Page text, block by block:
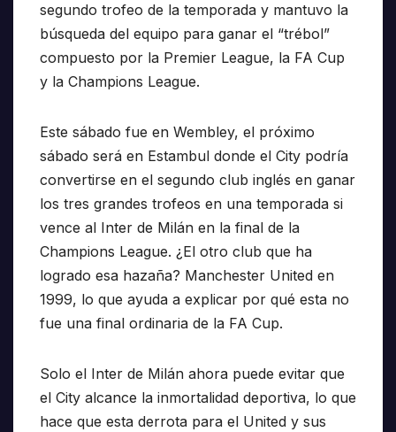
segundo trofeo de la temporada y mantuvo la
búsqueda del equipo para ganar el “trébol”
compuesto por la Premier League, la FA Cup
y la Champions League.
Este sábado fue en Wembley, el próximo
sábado será en Estambul donde el City podría
convertirse en el segundo club inglés en ganar
los tres grandes trofeos en una temporada si
vence al Inter de Milán en la final de la
Champions League. ¿El otro club que ha
logrado esa hazaña? Manchester United en
1999, lo que ayuda a explicar por qué esta no
fue una final ordinaria de la FA Cup.
Solo el Inter de Milán ahora puede evitar que
el City alcance la inmortalidad deportiva, lo que
hace que esta derrota para el United y sus